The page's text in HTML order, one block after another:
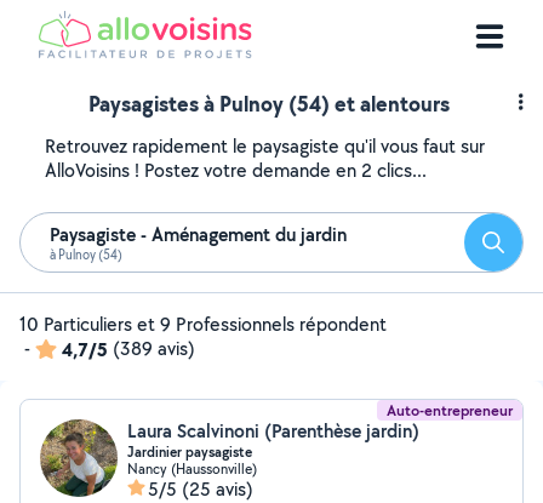
Paysagistes à Pulnoy (54) et alentours
Retrouvez rapidement le paysagiste qu'il vous faut sur
AlloVoisins ! Postez votre demande en 2 clics...
Paysagiste - Aménagement du jardin
à Pulnoy (54)
10 Particuliers et 9 Professionnels répondent
-
4,7/5 (389 avis)
Auto-entrepreneur
Laura Scalvinoni (Parenthèse jardin)
Jardinier paysagiste
Nancy (Haussonville)
5/5 (25 avis)